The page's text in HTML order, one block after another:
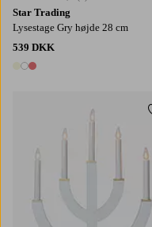
Star Trading
Lysestage Gry højde 28 cm
539 DKK
3 farver